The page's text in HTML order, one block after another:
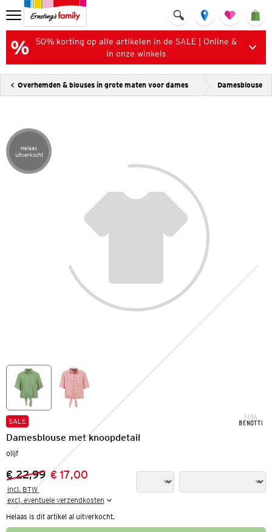
50% korting op alle artikelen in de SALE | Online &
in onze winkels
Overhemden & blouses in grote maten voor dames Damesblouse
Artikel helaas uitverkocht
Helaas
uitverkocht
SALE
Damesblouse met knoopdetail
olijf
Vorige prijs:
€ 22,99
Nieuwe prijs:€ 17,00
incl. BTW
excl. eventuele verzendkosten
Helaas is dit artikel al uitverkocht.